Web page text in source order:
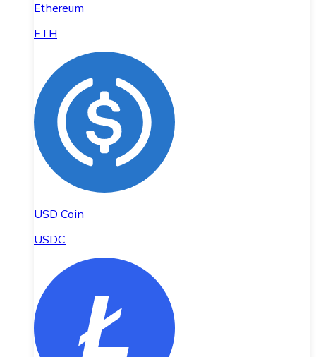
Ethereum
ETH
USD Coin
USDC